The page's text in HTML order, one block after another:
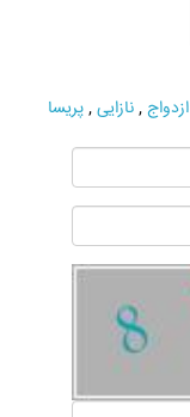
ازدواج,نازایی,پریسا